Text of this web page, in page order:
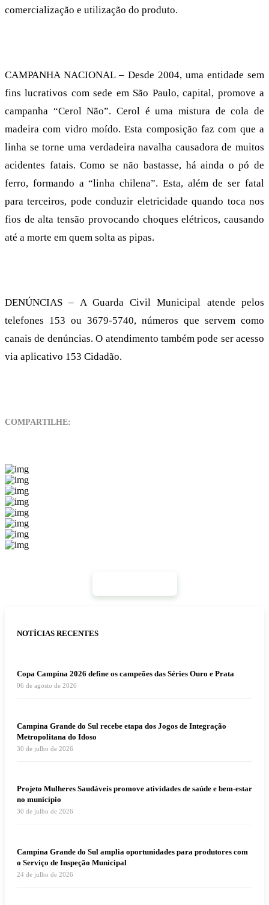
comercialização e utilização do produto.
CAMPANHA NACIONAL – Desde 2004, uma entidade sem
fins lucrativos com sede em São Paulo, capital, promove a
campanha “Cerol Não”. Cerol é uma mistura de cola de
madeira com vidro moído. Esta composição faz com que a
linha se torne uma verdadeira navalha causadora de muitos
acidentes fatais. Como se não bastasse, há ainda o pó de
ferro, formando a “linha chilena”. Esta, além de ser fatal
para terceiros, pode conduzir eletricidade quando toca nos
fios de alta tensão provocando choques elétricos, causando
até a morte em quem solta as pipas.
DENÚNCIAS – A Guarda Civil Municipal atende pelos
telefones 153 ou 3679-5740, números que servem como
canais de denúncias. O atendimento também pode ser acesso
via aplicativo 153 Cidadão.
COMPARTILHE:
NOTÍCIAS RECENTES
Copa Campina 2026 define os campeões das Séries Ouro e Prata
06 de agosto de 2026
Campina Grande do Sul recebe etapa dos Jogos de Integração
Metropolitana do Idoso
30 de julho de 2026
Projeto Mulheres Saudáveis promove atividades de saúde e bem-estar
no município
30 de julho de 2026
Campina Grande do Sul amplia oportunidades para produtores com
o Serviço de Inspeção Municipal
24 de julho de 2026